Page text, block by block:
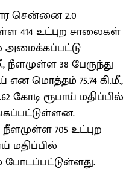
சென்னை 2.0
414 உட்புற சாலைகள்
அமைக்கப்பட்டு
நீளமுள்ள 38 பேருந்து
என மொத்தம் 75.74 கி.மீ.,
கோடி ரூபாய் மதிப்பில்
நீளமுள்ள 705 உட்புற
மதிப்பில்